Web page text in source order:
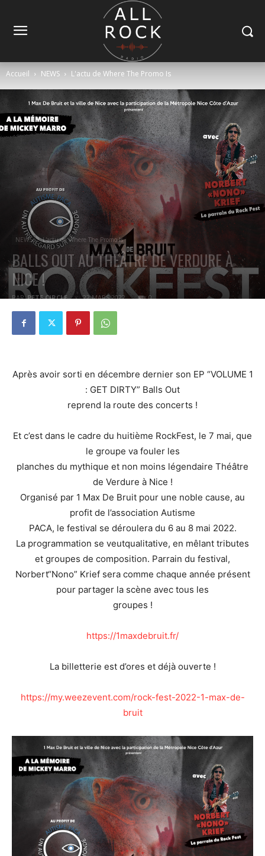
Accueil NEWS L'actu de Where The Promo Is
NEWS L'actu de Where The Promo Is
BALLS OUT AU THÉÂTRE DE VERDURE À
NICE !
PAR PETE CIRCLE 22 MARS 2022 0
Après avoir sorti en décembre dernier son EP “VOLUME 1
: GET DIRTY” Balls Out
reprend la route des concerts !
Et c’est dans le cadre du huitième RockFest, le 7 mai, que
le groupe va fouler les
planches du mythique et non moins légendaire Théâtre
de Verdure à Nice !
Organisé par 1 Max De Bruit pour une noble cause, au
profit de l’association Autisme
PACA, le festival se déroulera du 6 au 8 mai 2022.
La programmation se veutqualitative, en mêlant tributes
et groupes de composition. Parrain du festival,
Norbert“Nono” Krief sera comme chaque année présent
pour partager la scène avec tous les
groupes !
https://1maxdebruit.fr/
La billetterie est d’ores et déjà ouverte !
https://my.weezevent.com/rock-fest-2022-1-max-de-
bruit